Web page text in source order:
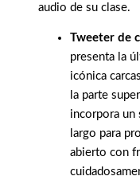
audio de su clase.
Tweeter de
presenta la
icónica
la parte
incorpora un
largo para
abierto con